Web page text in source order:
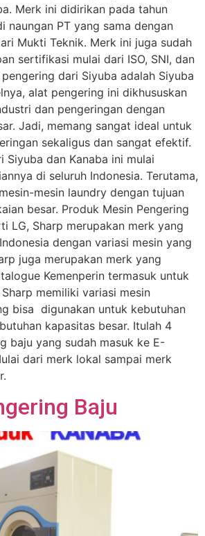
Merk ini didirikan pada tahun
naungan PT yang sama dengan
Mukti Teknik. Merk ini juga sudah
sertifikasi mulai dari ISO, SNI, dan
dari Siyuba adalah Siyuba
alat pengering ini dikhususkan
dan pengeringan dengan
Jadi, memang sangat ideal untuk
sekaligus dan sangat efektif.
Siyuba dan Kanaba ini mulai
di seluruh Indonesia. Terutama,
mesin laundry dengan tujuan
besar. Produk Mesin Pengering
LG, Sharp merupakan merk yang
dengan variasi mesin yang
juga merupakan merk yang
Kemenperin termasuk untuk
memiliki variasi mesin
bisa digunakan untuk kebutuhan
kapasitas besar. Itulah 4
baju yang sudah masuk ke E-
dari merk lokal sampai merk
Baju